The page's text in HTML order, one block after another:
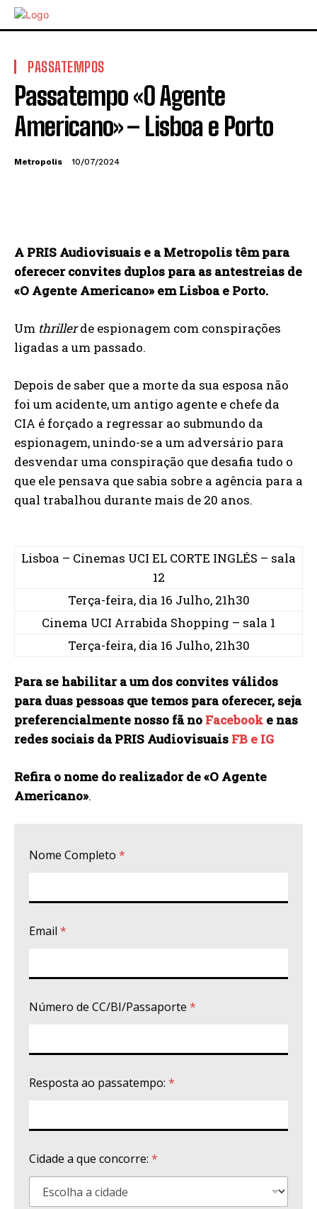
PASSATEMPOS
Passatempo «O Agente
Americano» – Lisboa e Porto
Metropolis 10/07/2024
A PRIS Audiovisuais e a Metropolis têm para
oferecer convites duplos para as antestreias de
«O Agente Americano» em Lisboa e Porto.
Um thrillerde espionagem com conspirações
ligadas a um passado.
Depois de saber que a morte da sua esposa não
foi um acidente, um antigo agente e chefe da
CIA é forçado a regressar ao submundo da
espionagem, unindo-se a um adversário para
desvendar uma conspiração que desafia tudo o
que ele pensava que sabia sobre a agência para a
qual trabalhou durante mais de 20 anos.
Lisboa – Cinemas UCI EL CORTE INGLÉS – sala
12
Terça-feira, dia 16 Julho, 21h30
Cinema UCI Arrabida Shopping – sala 1
Terça-feira, dia 16 Julho, 21h30
Para se habilitar a um dos convites válidos
para duas pessoas que temos para oferecer, seja
preferencialmente nosso fã no Facebook e nas
redes sociais da PRIS Audiovisuais FB e IG
Refira o nome do realizador de «O Agente
Americano».
Nome Completo *
Email *
Número de CC/BI/Passaporte *
Resposta ao passatempo: *
Cidade a que concorre: *